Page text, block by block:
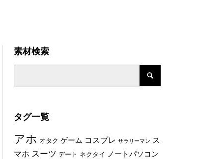
素材検索
タグ一覧
アホ オタク ゲーム コスプレ サラリーマン ス
マホ スーツ デート ネクタイ ノートパソコン